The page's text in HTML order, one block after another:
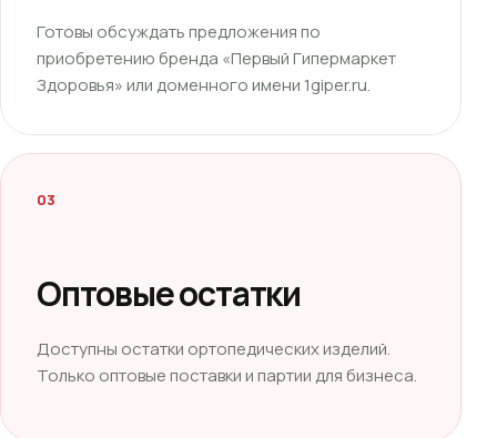
Готовы обсуждать предложения по
приобретению бренда «Первый Гипермаркет
Здоровья» или доменного имени 1giper.ru.
03
Оптовые остатки
Доступны остатки ортопедических изделий.
Только оптовые поставки и партии для бизнеса.